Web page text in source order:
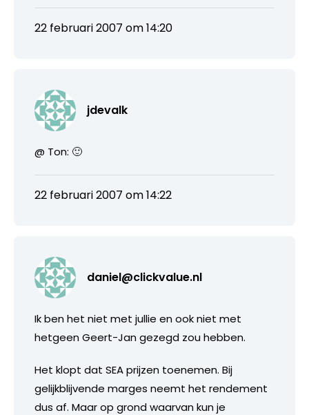
22 februari 2007 om 14:20
jdevalk
@ Ton: 🙂
22 februari 2007 om 14:22
daniel@clickvalue.nl
Ik ben het niet met jullie en ook niet met
hetgeen Geert-Jan gezegd zou hebben.
Het klopt dat SEA prijzen toenemen. Bij
gelijkblijvende marges neemt het rendement
dus af. Maar op grond waarvan kun je